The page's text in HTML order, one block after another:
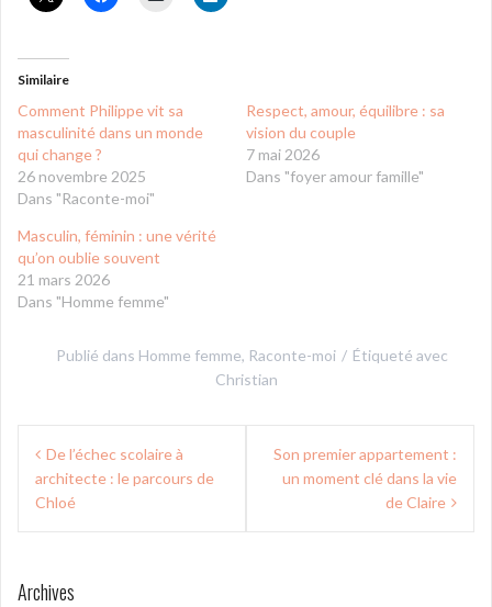
Similaire
Comment Philippe vit sa
masculinité dans un monde
qui change ?
26 novembre 2025
Dans "Raconte-moi"
Respect, amour, équilibre : sa
vision du couple
7 mai 2026
Dans "foyer amour famille"
Masculin, féminin : une vérité
qu’on oublie souvent
21 mars 2026
Dans "Homme femme"
Publié dans Homme femme, Raconte-moi
Étiqueté avec
Christian
Navigation
de
l’article
De l’échec scolaire à
architecte : le parcours de
Chloé
Son premier appartement :
un moment clé dans la vie
de Claire
Archives